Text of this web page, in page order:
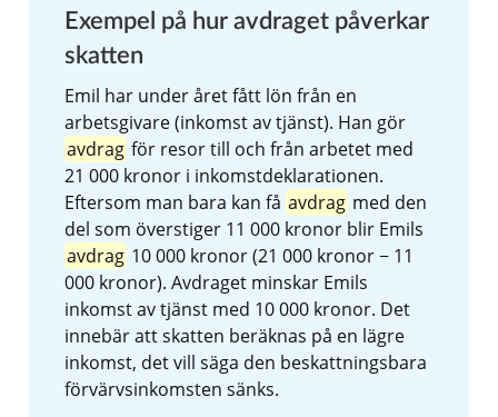
Exempel på hur avdraget påverkar
skatten
Emil har under året fått lön från en
arbetsgivare (inkomst av tjänst). Han gör
avdrag för resor till och från arbetet med
21 000 kronor i inkomstdeklarationen.
Eftersom man bara kan få avdrag med den
del som överstiger 11 000 kronor blir Emils
avdrag 10 000 kronor (21 000 kronor − 11
000 kronor). Avdraget minskar Emils
inkomst av tjänst med 10 000 kronor. Det
innebär att skatten beräknas på en lägre
inkomst, det vill säga den beskattningsbara
förvärvsinkomsten sänks.